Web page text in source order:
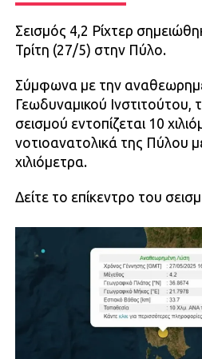
Σεισμός 4,2 Ρίχτερ
Τρίτη (27/5) στην Πύλο.
Σύμφωνα με την
Γεωδυναμικού Ινστιτούτου,
σεισμού εντοπίζεται 10
νοτιοανατολικά της Πύλου
χιλιόμετρα.
Δείτε το επίκεντρο του